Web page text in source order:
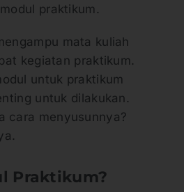
praktikum.
mata kuliah
kegiatan praktikum.
untuk praktikum
untuk dilakukan.
cara menyusunnya?
Praktikum?